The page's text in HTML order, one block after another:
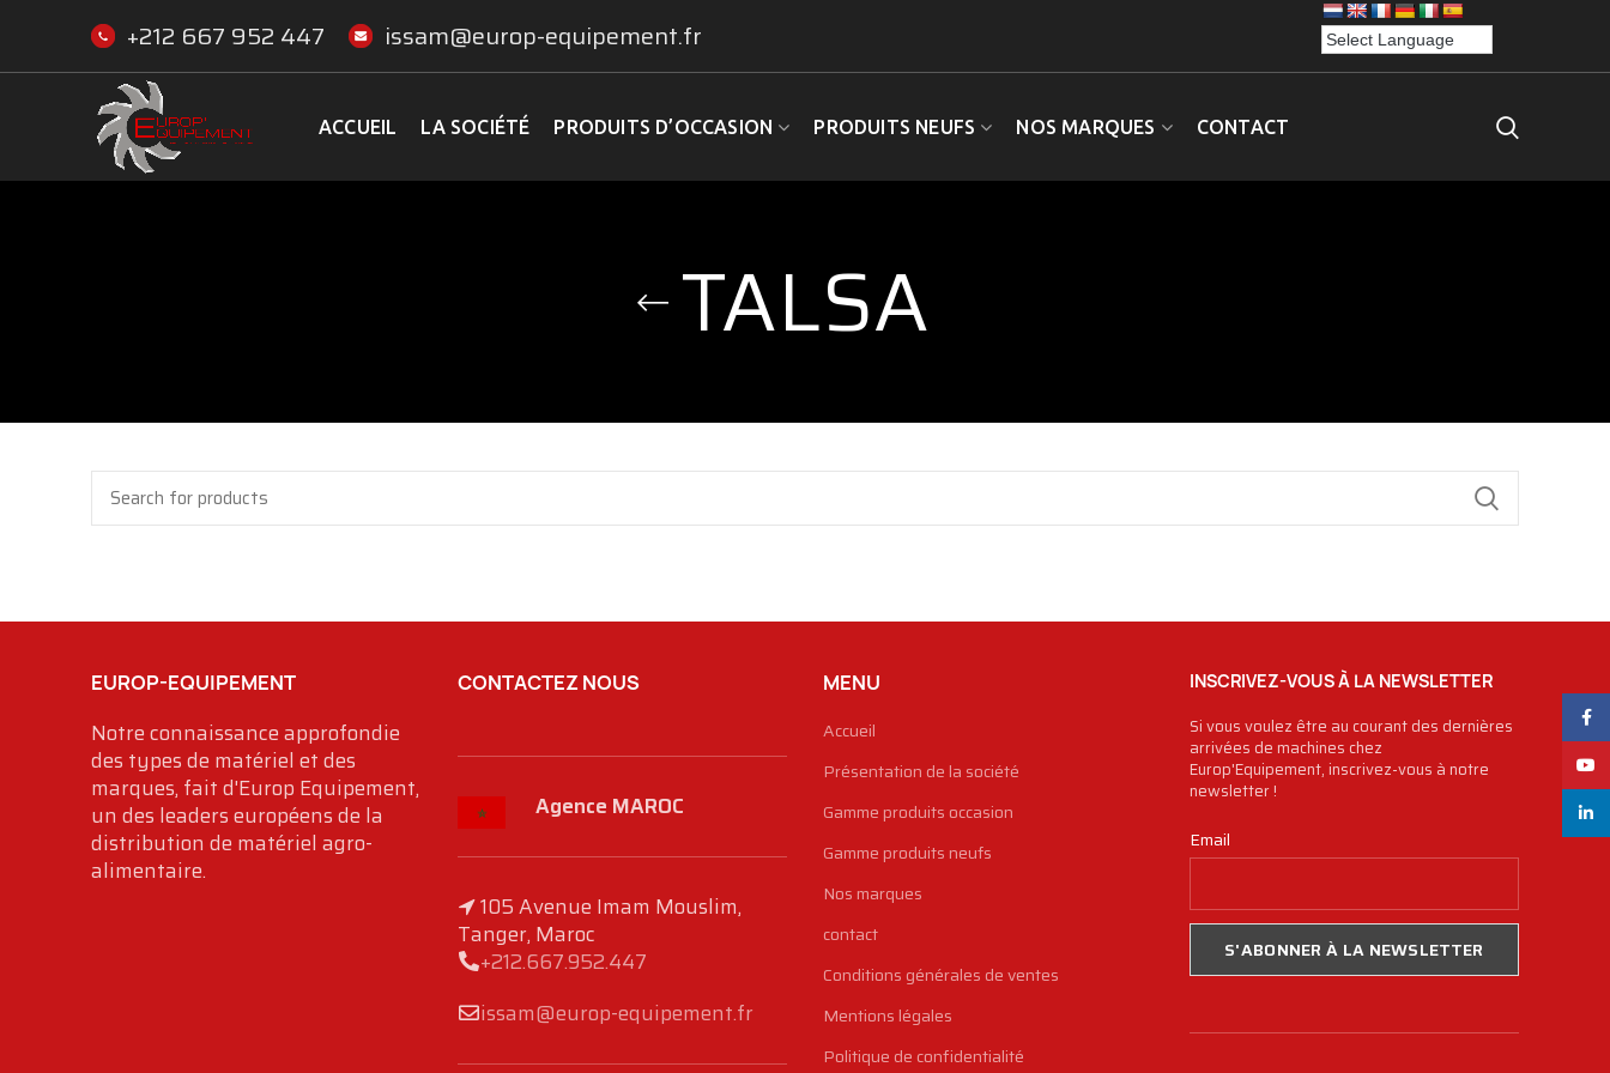
+212 667 952 447 issam@europ-equipement.fr
ACCUEIL LA SOCIÉTÉ PRODUITS D’OCCASION PRODUITS NEUFS NOS MARQUES CONTACT
TALSA
EUROP-EQUIPEMENT
Notre connaissance approfondie
des types de matériel et des
marques, fait d'Europ Equipement,
un des leaders européens de la
distribution de matériel agro-
alimentaire.
CONTACTEZ NOUS
Agence MAROC
105 Avenue Imam Mouslim,
Tanger, Maroc
+212.667.952.447
issam@europ-equipement.fr
MENU
Accueil
Présentation de la société
Gamme produits occasion
Gamme produits neufs
Nos marques
contact
Conditions générales de ventes
Mentions légales
Politique de confidentialité
INSCRIVEZ-VOUS À LA NEWSLETTER
Si vous voulez être au courant des dernières
arrivées de machines chez
Europ'Equipement, inscrivez-vous à notre
newsletter !
Email